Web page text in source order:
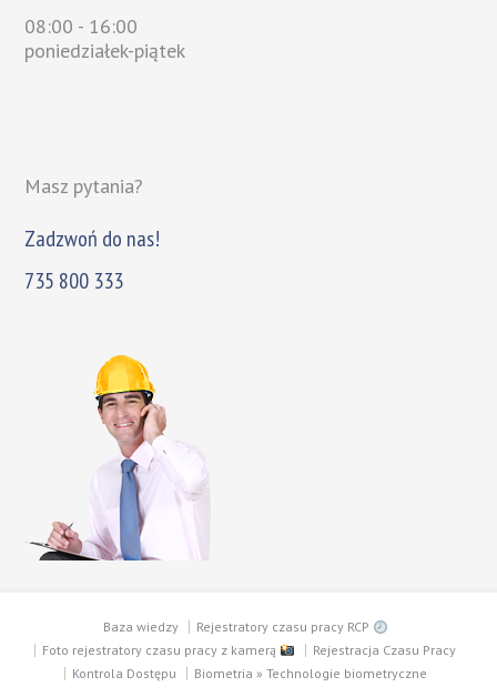
08:00 - 16:00
poniedziałek-piątek
Masz pytania?
Zadzwoń do nas!
735 800 333
Baza wiedzy
Rejestratory czasu pracy RCP
Foto rejestratory czasu pracy z kamerą
Rejestracja Czasu Pracy
Kontrola Dostępu
Biometria » Technologie biometryczne